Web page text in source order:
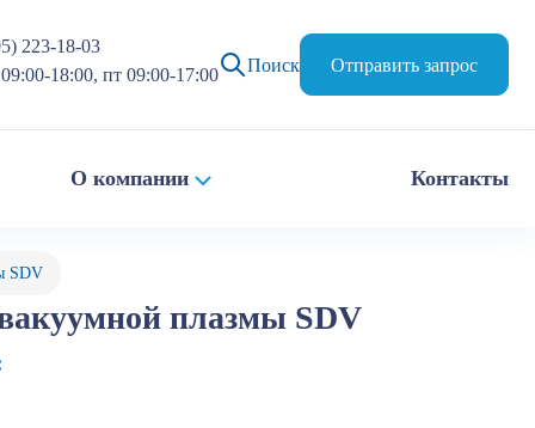
223-18-03
18:00, пт 09:00-17:00
Поиск Отправить запрос
О компании Контакты
SDV
плазмы SDV